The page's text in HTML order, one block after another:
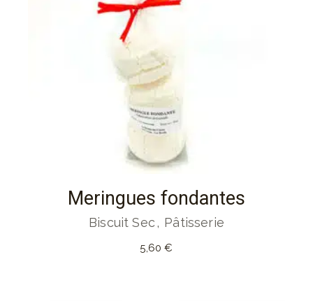
Meringues fondantes
Biscuit Sec Pâtisserie
5,60€